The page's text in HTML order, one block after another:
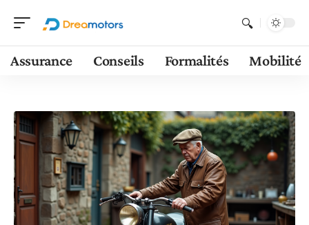
Assurance Conseils Formalités Mobilité